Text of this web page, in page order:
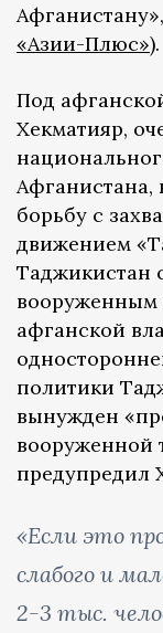
«Азии-Плюс»).
Под
Хекматияр,
Афганистана,
борьбу с
движением
Таджикистан
вооруженным
афганской
политики
вынужден
вооруженной
предупредил
«Если это
слабого и
2-3 тыс.